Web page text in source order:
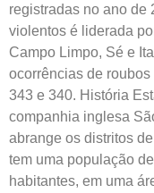
registradas no ano de
violentos é liderada
Campo Limpo, Sé e
ocorrências de
343 e 340. História
companhia inglesa
abrange os distritos
tem uma população
habitantes, em uma